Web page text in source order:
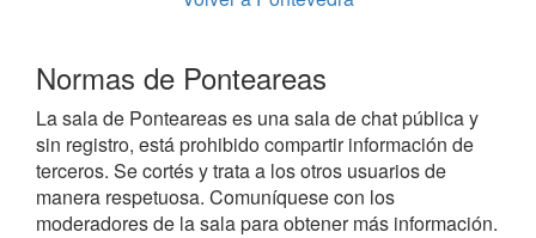
Normas de Ponteareas
La sala de Ponteareas es una sala de chat pública y
sin registro, está prohibido compartir información de
terceros. Se cortés y trata a los otros usuarios de
manera respetuosa. Comuníquese con los
moderadores de la sala para obtener más información.